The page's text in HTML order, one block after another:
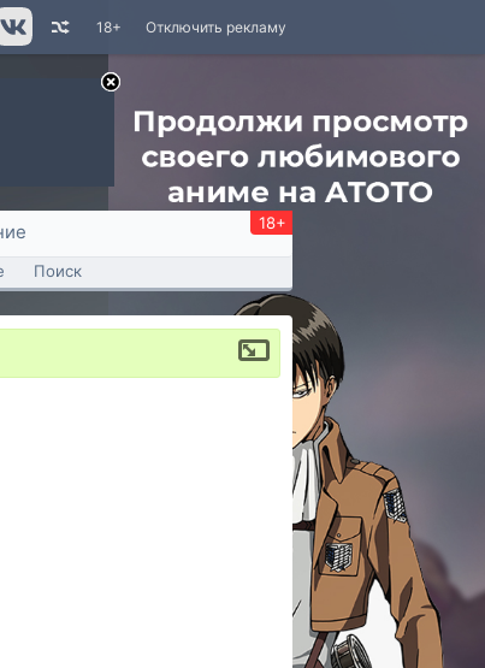
Отключить рекламу
18+
18+
Поиск